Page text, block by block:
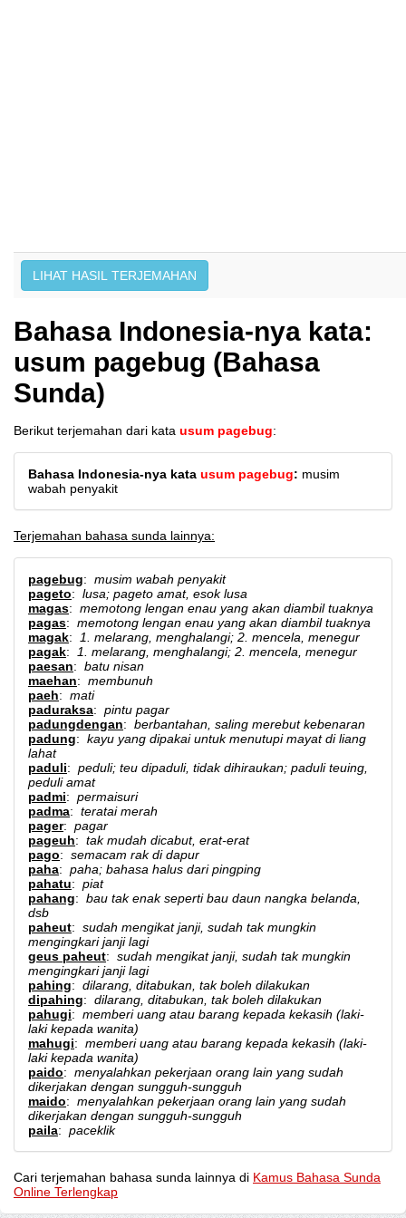
Bahasa Indonesia-nya kata:
usum pagebug (Bahasa
Sunda)
Berikut terjemahan dari kata usum pagebug:
Bahasa Indonesia-nya kata usum pagebug: musim
wabah penyakit
Terjemahan bahasa sunda lainnya:
pagebug: musim wabah penyakit
pageto: lusa; pageto amat, esok lusa
magas: memotong lengan enau yang akan diambil tuaknya
pagas: memotong lengan enau yang akan diambil tuaknya
magak:
1. melarang, menghalangi; 2. mencela, menegur
pagak:
1. melarang, menghalangi; 2. mencela, menegur
paesan: batu nisan
maehan: membunuh
paeh: mati
paduraksa: pintu pagar
padungdengan: berbantahan, saling merebut kebenaran
padung: kayu yang dipakai untuk menutupi mayat di liang
lahat
paduli: peduli; teu dipaduli, tidak dihiraukan; paduli teuing,
peduli amat
padmi: permaisuri
padma: teratai merah
pager: pagar
pageuh: tak mudah dicabut, erat-erat
pago: semacam rak di dapur
paha: paha; bahasa halus dari pingping
pahatu: piat
pahang: bau tak enak seperti bau daun nangka belanda,
dsb
paheut: sudah mengikat janji, sudah tak mungkin
mengingkari janji lagi
geus paheut: sudah mengikat janji, sudah tak mungkin
mengingkari janji lagi
pahing: dilarang, ditabukan, tak boleh dilakukan
dipahing: dilarang, ditabukan, tak boleh dilakukan
pahugi: memberi uang atau barang kepada kekasih (laki-
laki kepada wanita)
mahugi: memberi uang atau barang kepada kekasih (laki-
laki kepada wanita)
paido: menyalahkan pekerjaan orang lain yang sudah
dikerjakan dengan sungguh-sungguh
maido: menyalahkan pekerjaan orang lain yang sudah
dikerjakan dengan sungguh-sungguh
paila: paceklik
Cari terjemahan bahasa sunda lainnya di Kamus Bahasa Sunda
Online Terlengkap